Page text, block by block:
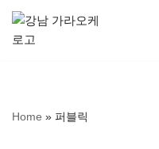
콘
건
Home » 퍼블릭